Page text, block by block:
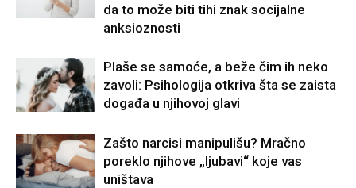
da to može biti tihi znak socijalne
anksioznosti
Plaše se samoće, a beže čim ih neko
zavoli: Psihologija otkriva šta se zaista
događa u njihovoj glavi
Zašto narcisi manipulišu? Mračno
poreklo njihove „ljubavi“ koje vas
uništava